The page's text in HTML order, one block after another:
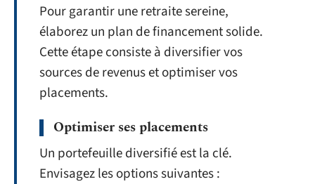
Pour garantir une retraite sereine,
élaborez un plan de financement solide.
Cette étape consiste à diversifier vos
sources de revenus et optimiser vos
placements.
Optimiser ses placements
Un portefeuille diversifié est la clé.
Envisagez les options suivantes :